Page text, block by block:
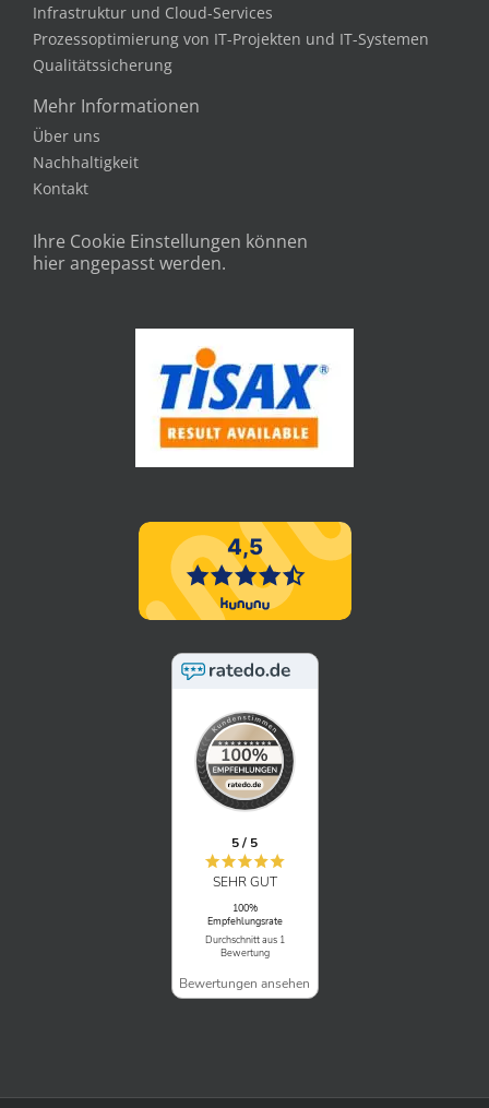
Infrastruktur und Cloud-Services
Prozessoptimierung von IT-Projekten und IT-Systemen
Qualitätssicherung
Mehr Informationen
Über uns
Nachhaltigkeit
Kontakt
Ihre Cookie Einstellungen können
hier angepasst werden.
5 / 5
SEHR GUT
100%
Empfehlungsrate
Durchschnitt aus 1
Bewertung
Bewertungen ansehen